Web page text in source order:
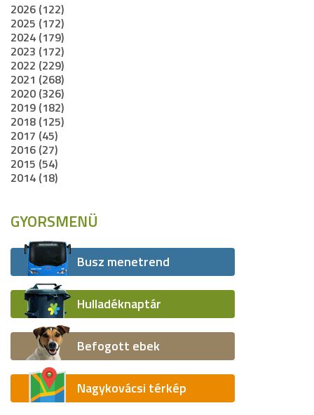
2026 (122)
2025 (172)
2024 (179)
2023 (172)
2022 (229)
2021 (268)
2020 (326)
2019 (182)
2018 (125)
2017 (45)
2016 (27)
2015 (54)
2014 (18)
GYORSMENÜ
Busz menetrend
Hulladéknaptár
Befogott ebek
Nagykovácsi térkép